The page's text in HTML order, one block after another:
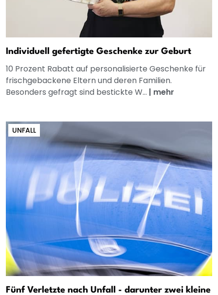
Individuell gefertigte Geschenke zur Geburt
10 Prozent Rabatt auf personalisierte Geschenke für
frischgebackene Eltern und deren Familien.
Besonders gefragt sind bestickte W... | mehr
UNFALL
Fünf Verletzte nach Unfall - darunter zwei kleine